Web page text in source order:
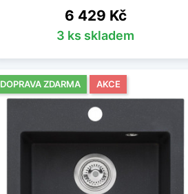
Cena
6 429 Kč
3 ks skladem
DOPRAVA ZDARMA AKCE